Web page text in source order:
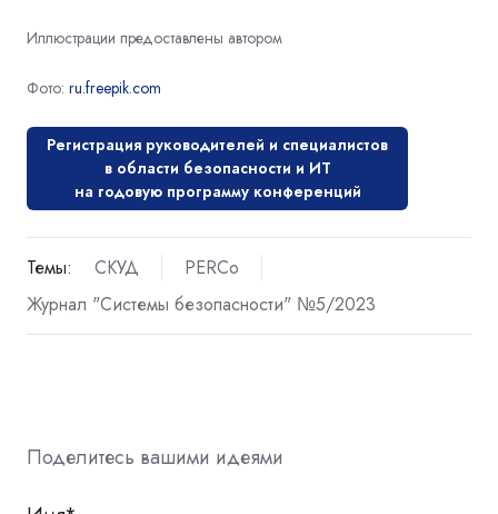
Иллюстрации предоставлены автором
Фото: ru.freepik.com
Регистрация руководителей и специалистов
в области безопасности и ИТ
на годовую программу конференций
Темы: СКУД
PERCo
Журнал "Системы безопасности" №5/2023
Поделитесь вашими идеями